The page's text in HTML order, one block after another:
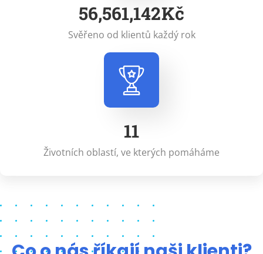
60,032,571Kč
Svěřeno od klientů každý rok
12
Životních oblastí, ve kterých pomáháme